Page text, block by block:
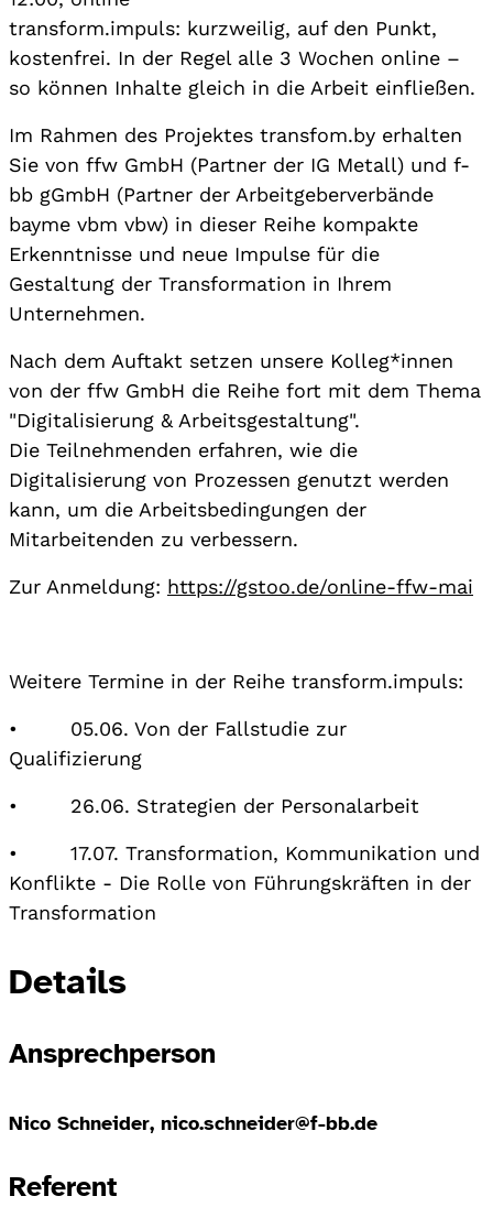
transform.impuls: kurzweilig, auf den Punkt,
kostenfrei. In der Regel alle 3 Wochen online –
so können Inhalte gleich in die Arbeit einfließen.
Im Rahmen des Projektes transfom.by erhalten
Sie von ffw GmbH (Partner der IG Metall) und f-
bb gGmbH (Partner der Arbeitgeberverbände
bayme vbm vbw) in dieser Reihe kompakte
Erkenntnisse und neue Impulse für die
Gestaltung der Transformation in Ihrem
Unternehmen.
Nach dem Auftakt setzen unsere Kolleg*innen
von der ffw GmbH die Reihe fort mit dem Thema
"Digitalisierung & Arbeitsgestaltung".
Die Teilnehmenden erfahren, wie die
Digitalisierung von Prozessen genutzt werden
kann, um die Arbeitsbedingungen der
Mitarbeitenden zu verbessern.
Zur Anmeldung: https://gstoo.de/online-ffw-mai
Weitere Termine in der Reihe transform.impuls:
• 05.06. Von der Fallstudie zur
Qualifizierung
• 26.06. Strategien der Personalarbeit
• 17.07. Transformation, Kommunikation und
Konflikte - Die Rolle von Führungskräften in der
Transformation
Details
Ansprechperson
Nico Schneider, nico.schneider@f-bb.de
Referent